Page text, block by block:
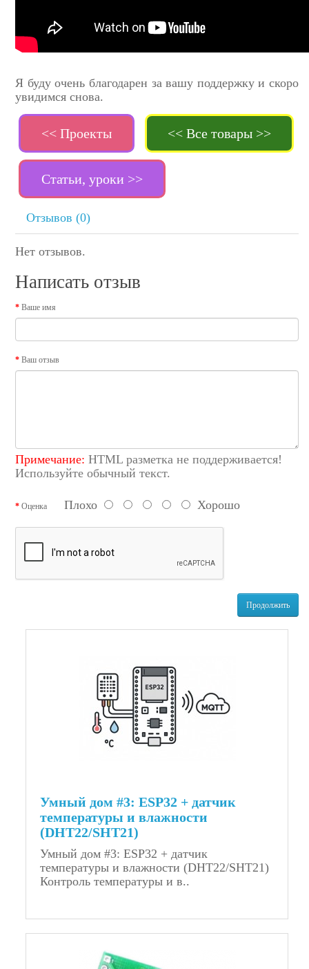
Я буду очень благодарен за вашу поддержку и скоро
увидимся снова.
<< Проекты << Все товары >>
Статьи, уроки >>
Отзывов (0)
Нет отзывов.
Написать отзыв
Ваше имя
Ваш отзыв
Примечание: HTML разметка не поддерживается!
Используйте обычный текст.
Оценка Плохо Хорошо
Продолжить
Умный дом #3: ESP32 + датчик
температуры и влажности
(DHT22/SHT21)
Умный дом #3: ESP32 + датчик
температуры и влажности (DHT22/SHT21)
Контроль температуры и в..